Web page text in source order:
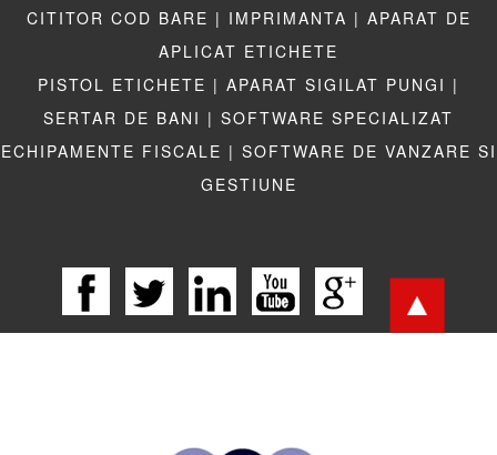
CITITOR COD BARE | IMPRIMANTA | APARAT DE
APLICAT ETICHETE
PISTOL ETICHETE | APARAT SIGILAT PUNGI |
SERTAR DE BANI | SOFTWARE SPECIALIZAT
ECHIPAMENTE FISCALE | SOFTWARE DE VANZARE SI
GESTIUNE